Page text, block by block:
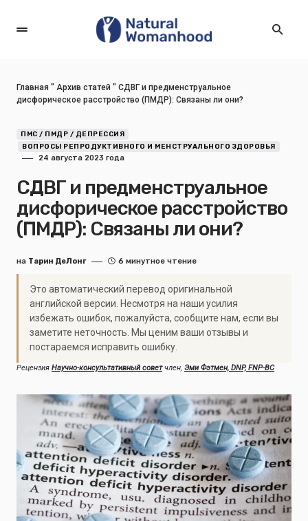
Главная " Архив статей " СДВГ и предменструальное
дисфорическое расстройство (ПМДР): Связаны ли они?
ПМС / ПМДР / ДЕПРЕССИЯ
ВОПРОСЫ РЕПРОДУКТИВНОГО И МЕНСТРУАЛЬНОГО ЗДОРОВЬЯ
24 августа 2023 года
СДВГ и предменструальное
дисфорическое расстройство
(ПМДР): Связаны ли они?
на Тарин ДеЛонг 6 минутное чтение
Это автоматический перевод оригинальной
английской версии. Несмотря на наши усилия
избежать ошибок, пожалуйста, сообщите нам, если вы
заметите неточность. Мы ценим ваши отзывы и
постараемся исправить ошибку.
Рецензия Научно-консультативный советчлен, Эми Фэтмен, DNP, FNP-BC